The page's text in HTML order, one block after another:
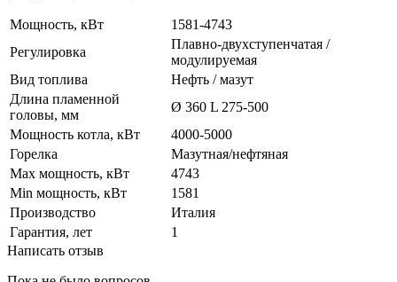
Мощность, кВт
1581-4743
Регулировка
Плавно-двухступенчатая /
модулируемая
Вид топлива
Нефть / мазут
Длина пламенной
головы, мм
Ø 360 L 275-500
Мощность котла, кВт
4000-5000
Горелка
Мазутная/нефтяная
Max мощность, кВт
4743
Min мощность, кВт
1581
Производство
Италия
Гарантия, лет
1
Написать отзыв